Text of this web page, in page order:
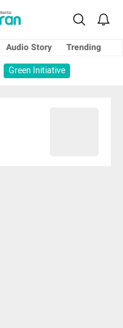
Audio Story
Trending
Green Initiative